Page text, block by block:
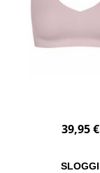
39,95 €
SLOGGI